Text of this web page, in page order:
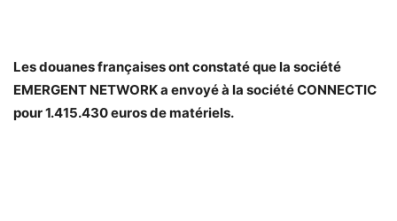
Les douanes françaises ont constaté que la société
EMERGENT NETWORK a envoyé à la société CONNECTIC
pour 1.415.430 euros de matériels.